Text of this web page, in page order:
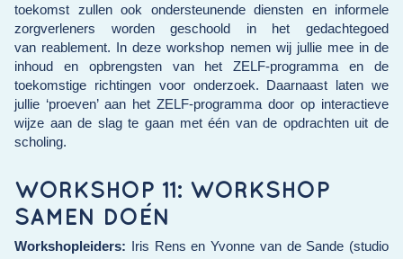
toekomst zullen ook ondersteunende diensten en informele
zorgverleners worden geschoold in het gedachtegoed
van reablement. In deze workshop nemen wij jullie mee in de
inhoud en opbrengsten van het ZELF-programma en de
toekomstige richtingen voor onderzoek. Daarnaast laten we
jullie ‘proeven’ aan het ZELF-programma door op interactieve
wijze aan de slag te gaan met één van de opdrachten uit de
scholing.
WORKSHOP 11: WORKSHOP
SAMEN DOÉN
Workshopleiders: Iris Rens en Yvonne van de Sande (studio